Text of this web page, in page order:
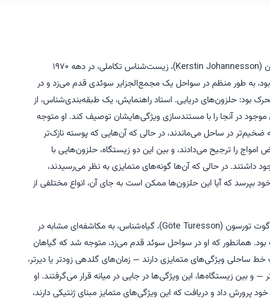
زمانی که کرستین یوهانسون (Kerstin Johannesson)، زیست‌شناس تکاملی، در دهه ۱۹۷۰
به طور منظم در سواحل یک مجمع‌الجزایر سوئدی قدم می‌زد و در
بود: حلزون‌های دریایی. استاد راهنمایش، یک طبقه‌بندی‌شناس، از
در آنجا را با مستندسازی ویژگی‌هایشان توصیف کند. او متوجه
در ساحل می‌ماندند، در حالی که آن‌هایی که پوسته نازک‌تر
را ترجیح می‌دادند، و بین این دو زیستگاه، حلزون‌هایی با
در حالی که آن‌ها گونه‌های متمایزی به نظر می‌رسیدند،
بپرسد که آیا این حلزون‌ها ممکن است به جای آن، انواع مختلفی از
حدود ۵۰ سال پیش از آن، گوت تورسون (Göte Turesson)، گیاه‌شناس، به مکاشفه‌ای مشابه در
همانطور که او در سواحل سوئد قدم می‌زد، متوجه شد که گیاهان
ساحلی ویژگی‌های متمایزی دارند — زمان‌های گلدهی زودتر یا دیرتر،
— و بین زیستگاه‌ها، این ویژگی‌ها در جایی در میانه قرار می‌گرفتند. او
خود پرورش داد و دریافت که این ویژگی‌های متمایز مبنای ژنتیکی دارند،